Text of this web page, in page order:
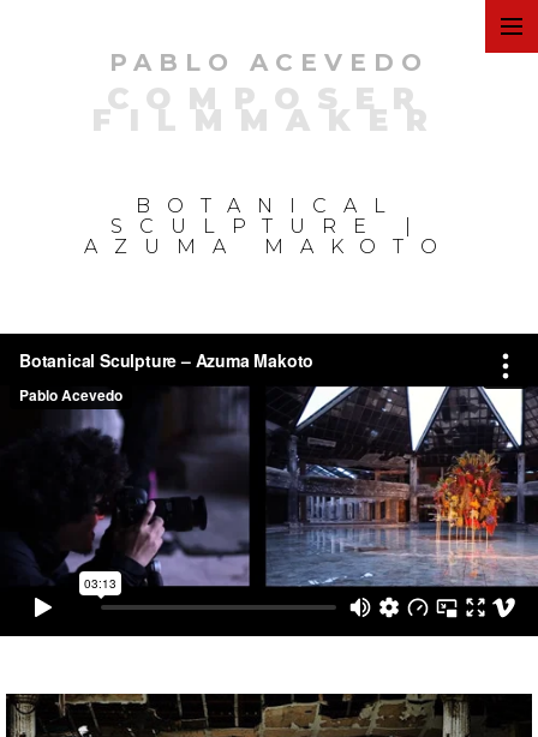
PABLO ACEVEDO
COMPOSER
FILMMAKER
PERSONAL
MUSIC
ABOUT
BOTANICAL
SCULPTURE |
AZUMA MAKOTO